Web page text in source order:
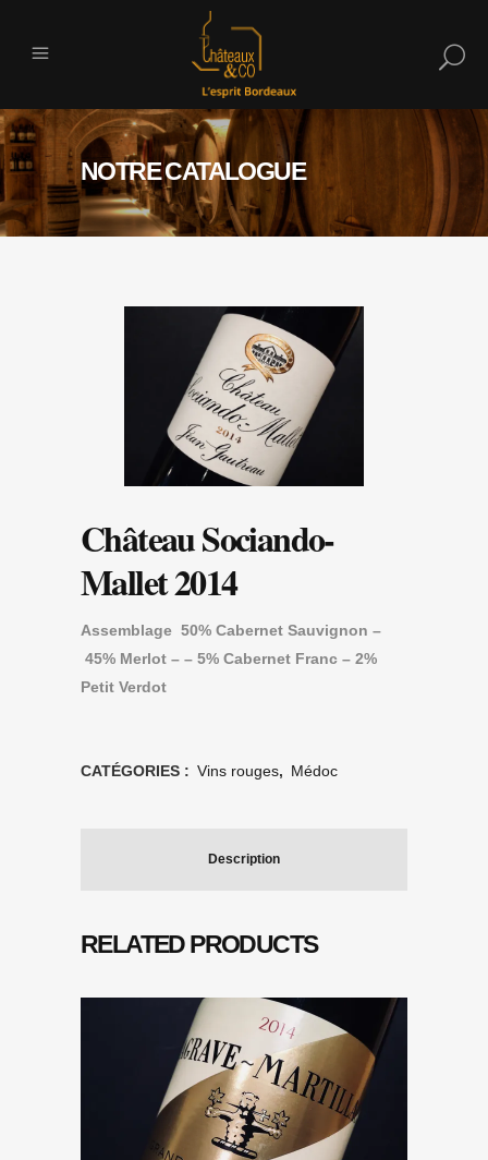
NOTRE CATALOGUE
Château Sociando-
Mallet 2014
Assemblage 50% Cabernet Sauvignon –
45% Merlot – – 5% Cabernet Franc – 2%
Petit Verdot
CATÉGORIES : Vins rouges, Médoc
Description
RELATED PRODUCTS